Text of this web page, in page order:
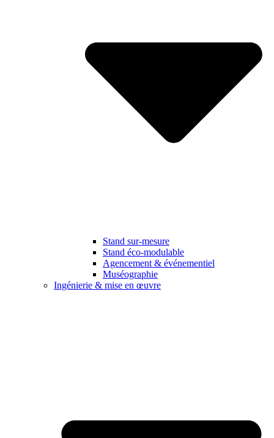
Stand sur-mesure
Stand éco-modulable
Agencement & événementiel
Muséographie
Ingénierie & mise en œuvre